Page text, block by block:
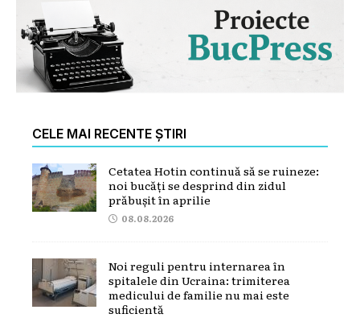
CELE MAI RECENTE ȘTIRI
Cetatea Hotin continuă să se ruineze:
noi bucăți se desprind din zidul
prăbușit în aprilie
08.08.2026
Noi reguli pentru internarea în
spitalele din Ucraina: trimiterea
medicului de familie nu mai este
suficientă